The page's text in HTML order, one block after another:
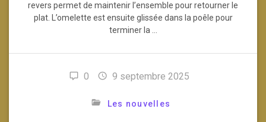
revers permet de maintenir l’ensemble pour retourner le
plat. L’omelette est ensuite glissée dans la poêle pour
terminer la …
0 9 septembre 2025
Les nouvelles